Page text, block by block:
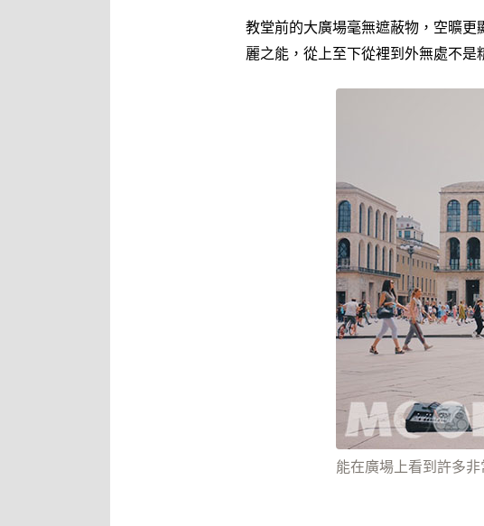
教堂前的大廣場毫無遮蔽物，空曠
麗之能，從上至下從裡到外無處不是
能在廣場上看到許多